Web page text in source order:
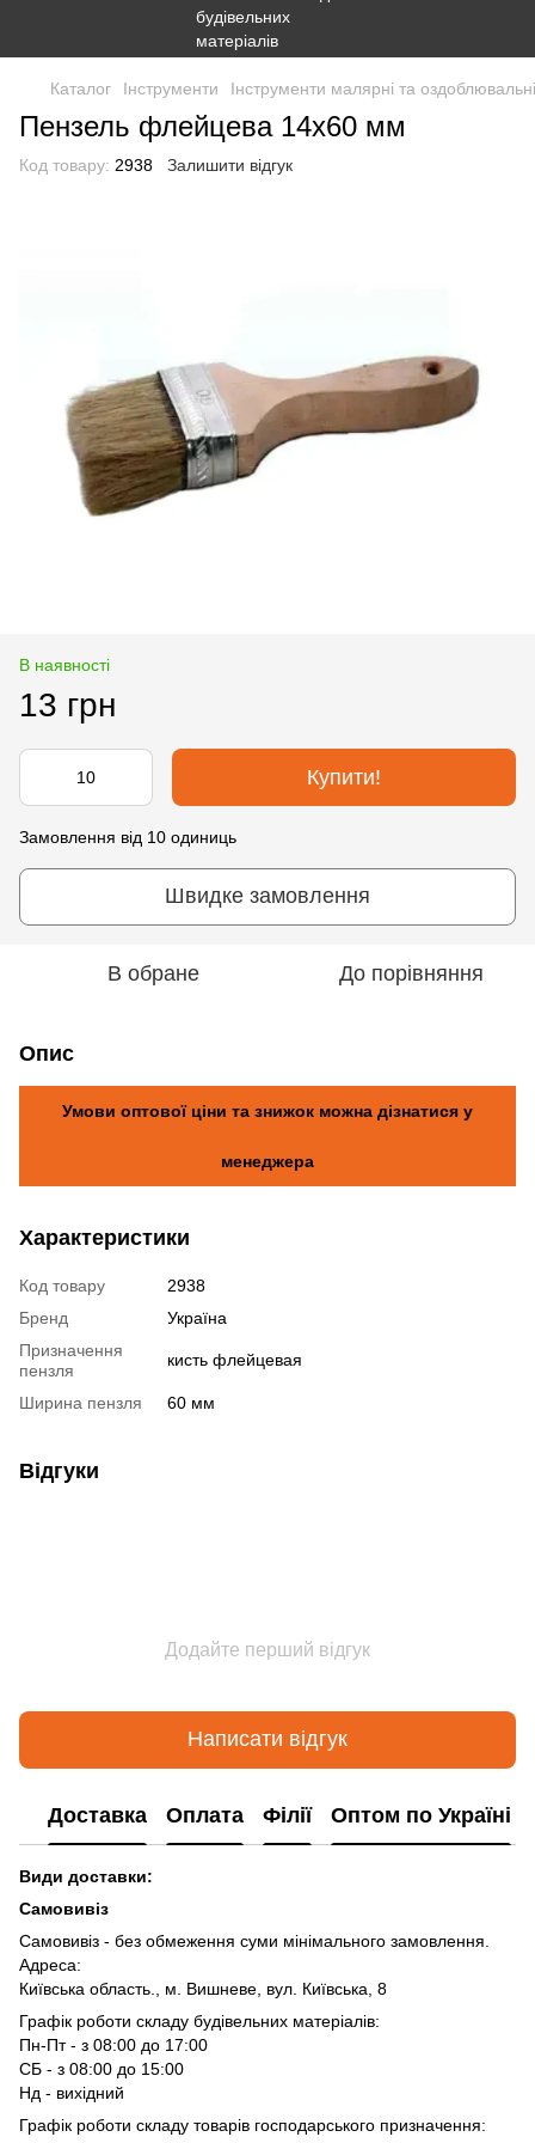
Каталог Інструменти Інструменти малярні та оздоблювальні
Пензель флейцева 14х60 мм
Код товару: 2938 Залишити відгук
В наявності
13 грн
Купити!
Замовлення від 10 одиниць
Швидке замовлення
В обране До порівняння
Опис
Умови оптової ціни та знижок можна дізнатися у
менеджера
Характеристики
Код товару
2938
Бренд
Україна
Призначення
пензля
кисть флейцевая
Ширина пензля 60 мм
Відгуки
Додайте перший відгук
Написати відгук
Доставка Оплата Філії Оптом по Україні
Види доставки:
Самовивіз
Самовивіз - без обмеження суми мінімального замовлення.
Адреса:
Київська область., м. Вишневе, вул. Київська, 8
Графік роботи складу будівельних матеріалів:
Пн-Пт - з 08:00 до 17:00
СБ - з 08:00 до 15:00
Нд - вихідний
Графік роботи складу товарів господарського призначення: